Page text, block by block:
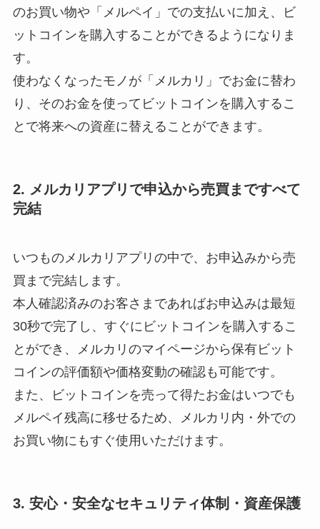
のお買い物や「メルペイ」での支払いに加え、ビ
ットコインを購入することができるようになりま
す。
使わなくなったモノが「メルカリ」でお金に替わ
り、そのお金を使ってビットコインを購入するこ
とで将来への資産に替えることができます。
2. メルカリアプリで申込から売買まですべて
完結
いつものメルカリアプリの中で、お申込みから売
買まで完結します。
本人確認済みのお客さまであればお申込みは最短
30秒で完了し、すぐにビットコインを購入するこ
とができ、メルカリのマイページから保有ビット
コインの評価額や価格変動の確認も可能です。
また、ビットコインを売って得たお金はいつでも
メルペイ残高に移せるため、メルカリ内・外での
お買い物にもすぐ使用いただけます。
3. 安心・安全なセキュリティ体制・資産保護